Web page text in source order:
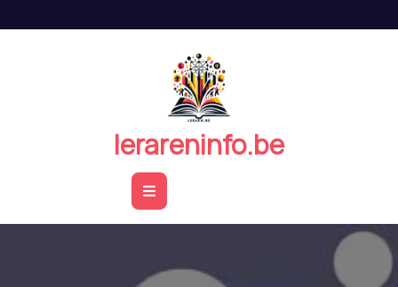
de
lerareninfo.be
Open
Button